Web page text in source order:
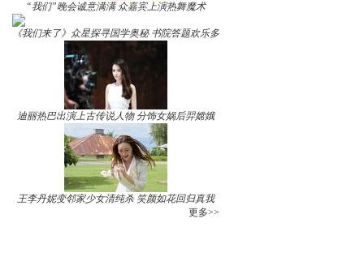
“我们”晚会诚意满满 众嘉宾上演热舞魔术
《我们来了》众星探寻国学奥秘 书院答题欢乐多
迪丽热巴出演上古传说人物 分饰女娲后羿嫦娥
王李丹妮变邻家少女清纯杀 笑颜如花回归真我
更多>>